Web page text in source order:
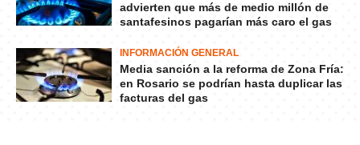
advierten que más de medio millón de
santafesinos pagarían más caro el gas
INFORMACIÓN GENERAL
Media sanción a la reforma de Zona Fría:
en Rosario se podrían hasta duplicar las
facturas del gas